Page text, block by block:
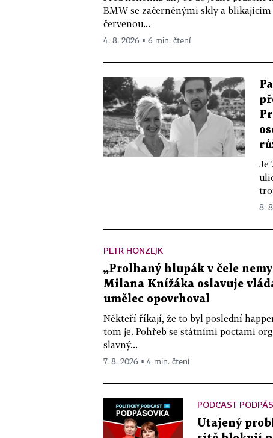
BMW se začerněnými skly a blikajícím
červenou...
4. 8. 2026 ▪ 6 min. čtení
Je
8.
PETR HONZEJK
„Prolhaný hlupák v čele
Milana Knížáka oslavuje
umělec opovrhoval
Někteří říkají, že to byl poslední
tom je. Pohřeb se státními poctami
slavný...
7. 8. 2026 ▪ 4 min. čtení
PODCAST
Utajený